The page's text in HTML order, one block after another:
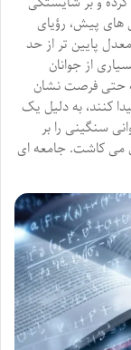
های پیش، رؤیای
پایین تر از حد
از جوانان
حتی فرصت نشان
کنند، به دلیل یک
سنگینی را بر
می کاشت. جامعه ای